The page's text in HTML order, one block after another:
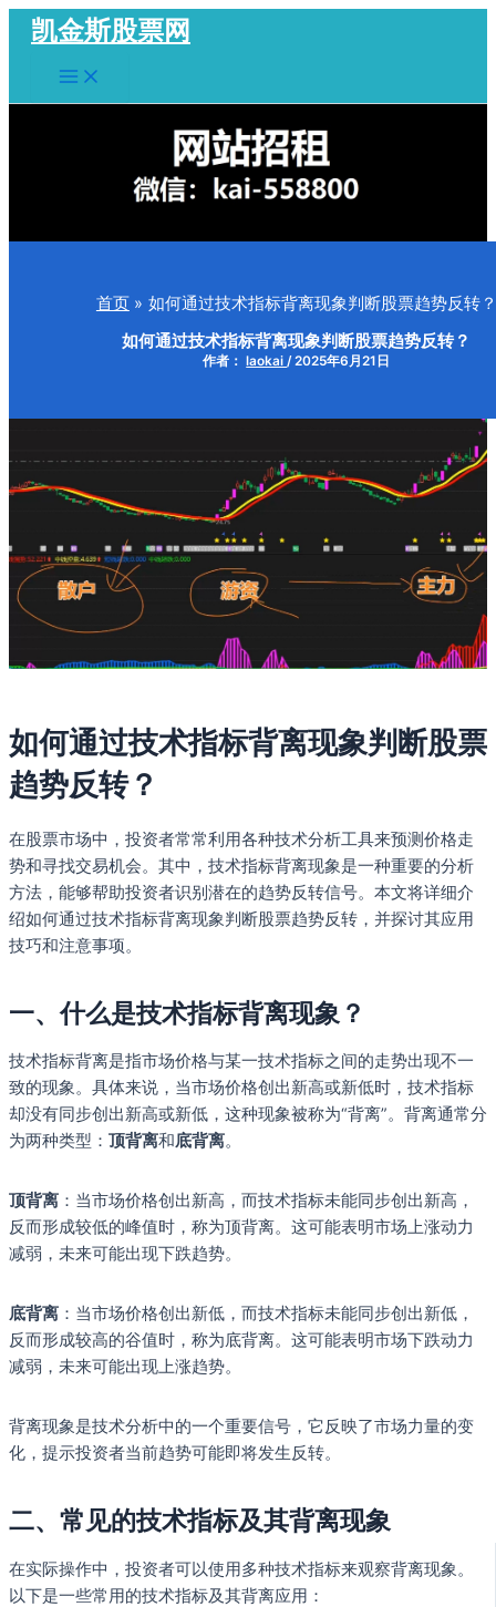
容
凯金斯股票网
Main
Menu
首页 如何通过技术指标背离现象判断股票趋势反转？
如何通过技术指标背离现象判断股票趋势反转？
作者： laokai /2025年6月21日
如何通过技术指标背离现象判断股票
趋势反转？
在股票市场中，投资者常常利用各种技术分析工具来预测价格走
势和寻找交易机会。其中，技术指标背离现象是一种重要的分析
方法，能够帮助投资者识别潜在的趋势反转信号。本文将详细介
绍如何通过技术指标背离现象判断股票趋势反转，并探讨其应用
技巧和注意事项。
一、什么是技术指标背离现象？
技术指标背离是指市场价格与某一技术指标之间的走势出现不一
致的现象。具体来说，当市场价格创出新高或新低时，技术指标
却没有同步创出新高或新低，这种现象被称为“背离”。背离通常分
为两种类型： 顶背离和底背离。
顶背离 ：当市场价格创出新高，而技术指标未能同步创出新高，
反而形成较低的峰值时，称为顶背离。这可能表明市场上涨动力
减弱，未来可能出现下跌趋势。
底背离 ：当市场价格创出新低，而技术指标未能同步创出新低，
反而形成较高的谷值时，称为底背离。这可能表明市场下跌动力
减弱，未来可能出现上涨趋势。
背离现象是技术分析中的一个重要信号，它反映了市场力量的变
化，提示投资者当前趋势可能即将发生反转。
二、常见的技术指标及其背离现象
在实际操作中，投资者可以使用多种技术指标来观察背离现象。
以下是一些常用的技术指标及其背离应用：